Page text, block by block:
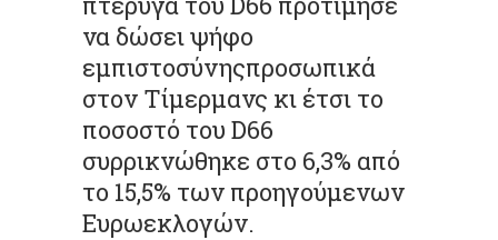
να δώσει ψήφο
εμπιστοσύνηςπροσωπικά
στον Τίμερμανς κι έτσι το
ποσοστό του D66
συρρικνώθηκε στο 6,3% από
το 15,5% των προηγούμενων
Ευρωεκλογών.